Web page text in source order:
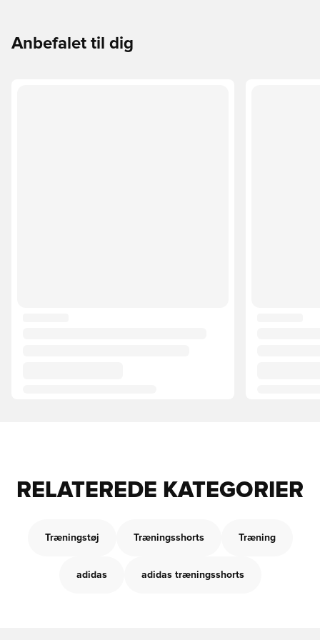
Anbefalet til dig
RELATEREDE KATEGORIER
Træningstøj Træningsshorts Træning
adidas adidas træningsshorts